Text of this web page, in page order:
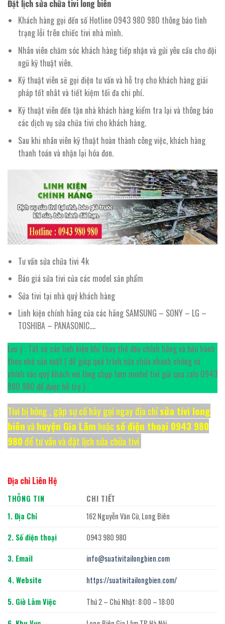
Đặt lịch sửa chữa tivi long biên
Khách hàng gọi đến số Hotline 0943 980 980 thông báo tình
trạng lỗi trên chiếc tivi nhà mình.
Nhân viên chăm sóc khách hàng tiếp nhận và gửi yêu cầu cho đội
ngũ kỹ thuật viên.
Kỹ thuật viên sẽ gọi điện tư vấn và hỗ trợ cho khách hàng giải
pháp tốt nhât và tiết kiệm tối đa chi phí.
Kỹ thuật viên đến tận nhà khách hàng kiểm tra lại và thông báo
các dịch vụ sửa chữa tivi cho khách hàng.
Sau khi nhân viên kỹ thuật hoàn thành công việc, khách hàng
thanh toán và nhận lại hóa đơn.
Tư vấn sửa chữa tivi 4k
Báo giá sửa tivi của các model sản phẩm
Sửa tivi tại nhà quý khách hàng
Linh kiện chính hãng của các hãng SAMSUNG – SONY – LG –
TOSHIBA – PANASONIC….
Lưu ý : Tất cả các linh kiện khi thay thế đều chính hãng và bảo hành
theo nhà sản xuất ( để giúp quá trình sửa chữa nhanh chóng và
chính xác quý khách vui lòng chụp tem model tivi gủi qua zalo 0943
980 980 để được hỗ trợ )
Tivi bị hỏng , gặp sự cố hãy gọi ngay địa chỉsửa tivi long
biênvàhuyện Gia Lâm hoặc số điện thoại 0943 980
980để tư vấn và đặt lịch sửa chữa tivi
Địa chỉ Liên Hệ
THÔNG TIN
CHI TIẾT
1. Địa Chỉ
162 Nguyễn Văn Cừ, Long Biên
2. Số điện thoại
0943 980 980
3. Email
info@suativitailongbien.com
4. Website https://suativitailongbien.com/
5. Giờ Làm Việc Thứ 2 – Chủ Nhật: 8:00 – 18:00